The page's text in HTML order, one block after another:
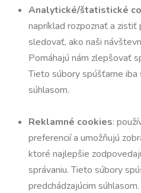
Analytické/štatistické
napríklad rozpoznať a
sledovať, ako naši
Pomáhajú nám zlepšovať
Tieto súbory spúšťame iba
súhlasom.
Reklamné cookies:
preferencií a umožňujú
ktoré najlepšie
správaniu. Tieto súbory
predchádzajúcim súhlasom.